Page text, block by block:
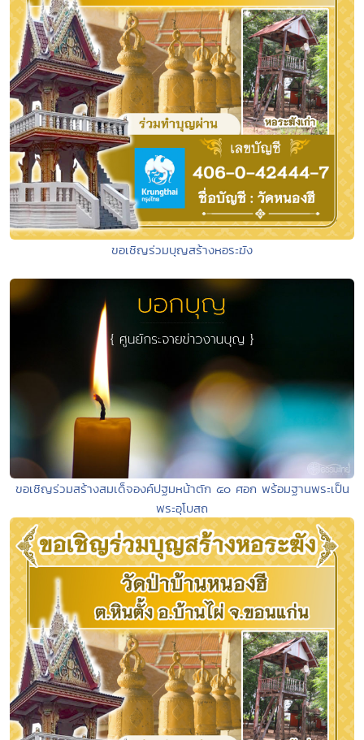
ขอเชิญร่วมบุญสร้างหอระฆัง
ขอเชิญร่วมสร้างสมเด็จองค์ปฐมหน้าตัก ๕๐ ศอก พร้อมฐานพระเป็น
พระอุโบสถ